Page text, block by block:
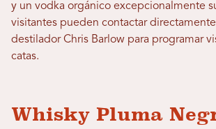
y un vodka orgánico excepcionalmente
visitantes pueden contactar
destilador Chris Barlow para programar
catas.
Whisky Pluma